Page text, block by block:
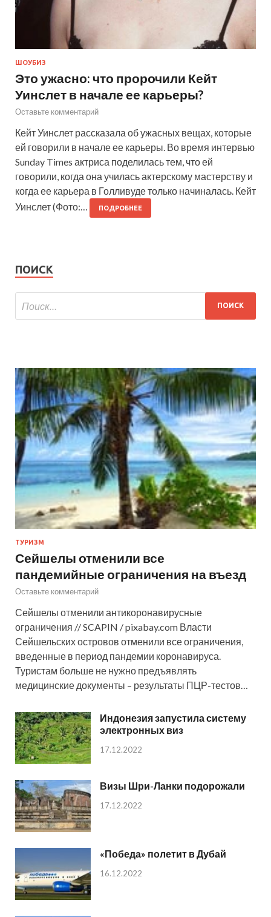
ШОУБИЗ
Это ужасно: что пророчили Кейт
Уинслет в начале ее карьеры?
Оставьте комментарий
Кейт Уинслет рассказала об ужасных вещах, которые
ей говорили в начале ее карьеры. Во время интервью
Sunday Times актриса поделилась тем, что ей
говорили, когда она училась актерскому мастерству и
когда ее карьера в Голливуде только начиналась. Кейт
Уинслет (Фото:…
ПОДРОБНЕЕ
ПОИСК
ТУРИЗМ
Сейшелы отменили все
пандемийные ограничения на въезд
Оставьте комментарий
Сейшелы отменили антикоронавирусные
ограничения // SCAPIN / pixabay.com Власти
Сейшельских островов отменили все ограничения,
введенные в период пандемии коронавируса.
Туристам больше не нужно предъявлять
медицинские документы – результаты ПЦР-тестов…
Индонезия запустила систему
электронных виз
17.12.2022
Визы Шри-Ланки подорожали
17.12.2022
«Победа» полетит в Дубай
16.12.2022